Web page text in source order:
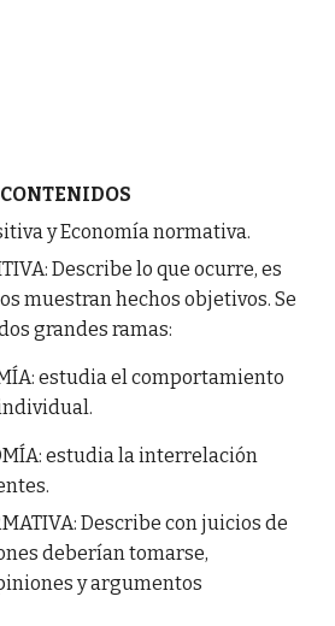
CONTENIDOS
y Economía normativa.
Describe lo que ocurre, es
muestran hechos objetivos. Se
grandes ramas:
estudia el comportamiento
estudia la interrelación
Describe con juicios de
deberían tomarse,
y argumentos